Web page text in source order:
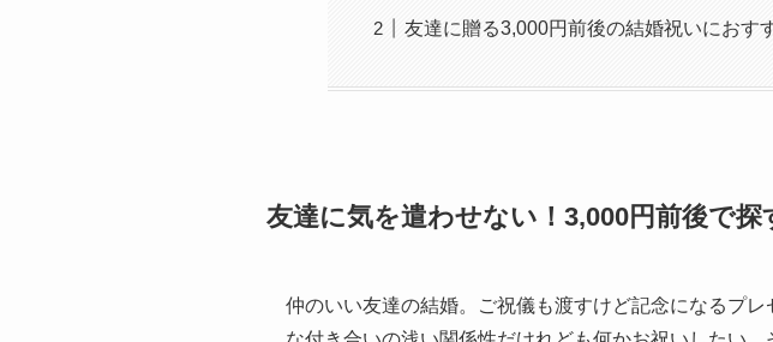
友達に贈る3,000円前後の結婚祝いにおす
友達に気を遣わせない！3,000円前後で
仲のいい友達の結婚。ご祝儀も渡すけど記念になるプ